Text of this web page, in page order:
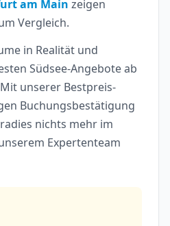
am Main zeigen
Vergleich.
in Realität und
Südsee-Angebote ab
unserer Bestpreis-
Buchungsbestätigung
nichts mehr im
Expertenteam